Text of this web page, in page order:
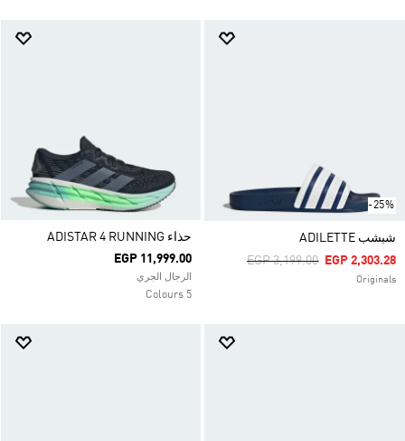
-25%
شبشب ADILETTE
Price Reduced From
EGP 3,199.00ToEGP 2,303.28
Originals
حذاء ADISTAR 4 RUNNING
EGP 11,999.00
الرجال الجري
5 Colours